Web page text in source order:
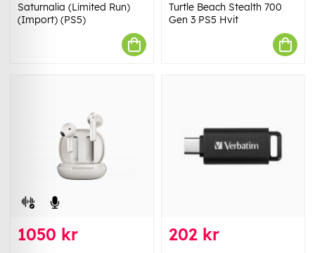
Saturnalia (Limited Run)
(Import) (PS5)
Turtle Beach Stealth 700
Gen 3 PS5 Hvit
1050 kr 202 kr